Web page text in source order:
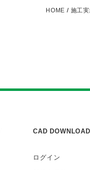
HOME / 施工
CAD DOWNLOAD
ログイン